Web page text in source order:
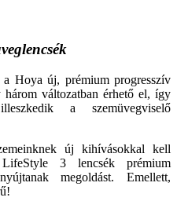
Hoya új, prémium progresszív
három változatban érhető el, így
a szemüvegviselő
új kihívásokkal kell
3 lencsék prémium
megoldást. Emellett,